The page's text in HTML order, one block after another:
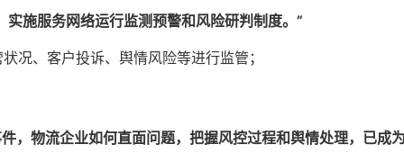
施服务网络运行监测预警和风险研判制度。”
况、客户投诉、舆情风险等进行监管；
，物流企业如何直面问题，把握风控过程和舆情处理，已成